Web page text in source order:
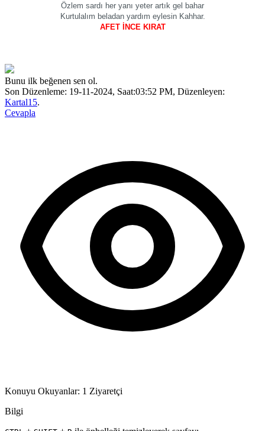
Özlem sardı her yanı yeter artık gel bahar
Kurtulalım beladan yardım eylesin Kahhar.
AFET İNCE KIRAT
Bunu ilk beğenen sen ol.
Son Düzenleme: 19-11-2024, Saat:03:52 PM, Düzenleyen:
Kartal15.
Cevapla
Konuyu Okuyanlar: 1 Ziyaretçi
Bilgi